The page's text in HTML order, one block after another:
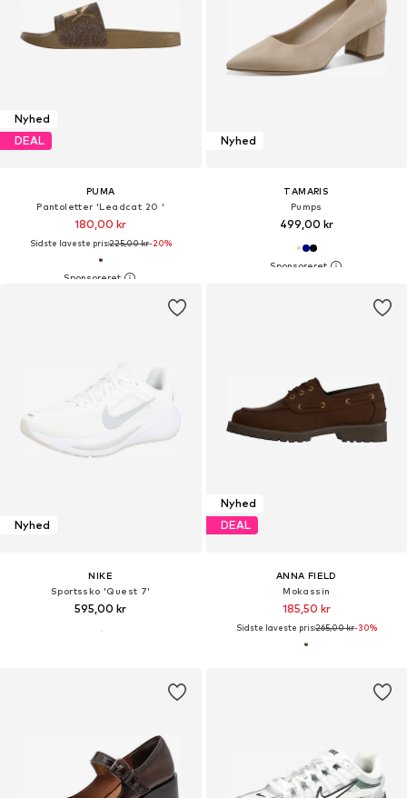
Nyhed
DEAL
PUMA
Pantoletter 'Leadcat 20 '
180,00 kr
Sidste laveste pris:225,00 kr-20%
Nyhed
TAMARIS
Pumps
499,00 kr
Nyhed
NIKE
Sportssko 'Quest 7'
595,00 kr
Nyhed
DEAL
ANNA FIELD
Mokassin
185,50 kr
Sidste laveste pris:265,00 kr-30%